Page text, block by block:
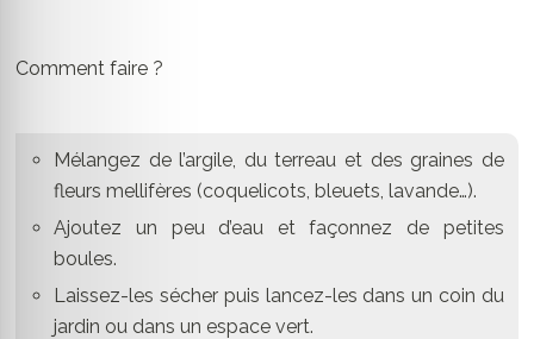
Comment faire ?
Mélangez de l’argile, du terreau et des graines de
fleurs mellifères (coquelicots, bleuets, lavande…).
Ajoutez un peu d’eau et façonnez de petites
boules.
Laissez-les sécher puis lancez-les dans un coin du
jardin ou dans un espace vert.